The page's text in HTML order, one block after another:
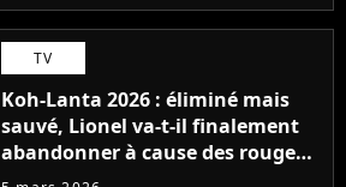
TV
Koh-Lanta 2026 : éliminé mais
sauvé, Lionel va-t-il finalement
abandonner à cause des rouges ?
"J'ai souffert"